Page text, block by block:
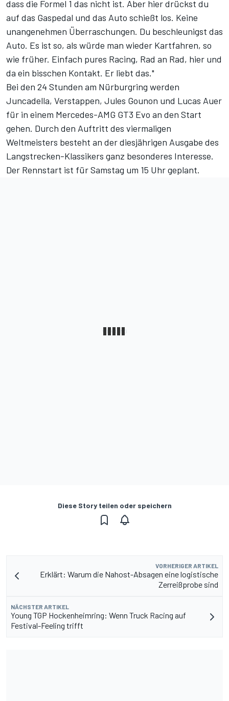
dass die Formel 1 das nicht ist. Aber hier drückst du
auf das Gaspedal und das Auto schießt los. Keine
unangenehmen Überraschungen. Du beschleunigst das
Auto. Es ist so, als würde man wieder Kartfahren, so
wie früher. Einfach pures Racing, Rad an Rad, hier und
da ein bisschen Kontakt. Er liebt das."
Bei den 24 Stunden am Nürburgring werden
Juncadella, Verstappen, Jules Gounon und Lucas Auer
für in einem Mercedes-AMG GT3 Evo an den Start
gehen. Durch den Auftritt des viermaligen
Weltmeisters besteht an der diesjährigen Ausgabe des
Langstrecken-Klassikers ganz besonderes Interesse.
Der Rennstart ist für Samstag um 15 Uhrgeplant.
Diese Story teilen oder speichern
VORHERIGER ARTIKEL
Erklärt: Warum die Nahost-Absagen eine logistische
Zerreißprobe sind
NÄCHSTER ARTIKEL
Young TGP Hockenheimring: Wenn Truck Racing auf
Festival-Feeling trifft